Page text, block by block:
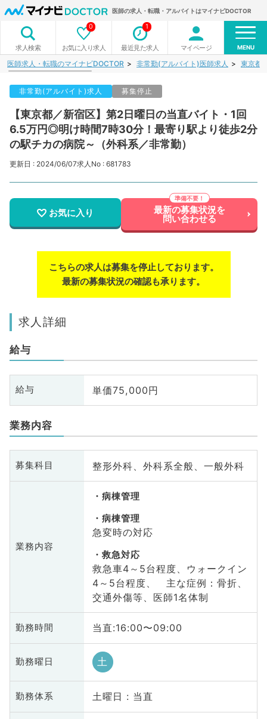
医師の求人・転職・アルバイトはマイナビDOCTOR
求人検索 お気に入り求人
0
最近見た求人
1
マイページ MENU
医師求人・転職のマイナビDOCTOR 非常勤(アルバイト)医師求人 東京都
非常勤(アルバイト)求人 募集停止
【東京都／新宿区】第2日曜日の当直バイト・1回
6.5万円◎明け時間7時30分！最寄り駅より徒歩2分
の駅チカの病院～（外科系／非常勤）
更新日 : 2024/06/07求人No : 681783
お気に入り 最新の募集状況を
問い合わせる
こちらの求人は募集を停止しております。
最新の募集状況の確認も承ります。
求人詳細
給与
給与 単価75,000円
業務内容
募集科目 整形外科、外科系全般、一般外科
業務内容
病棟管理
病棟管理
急変時の対応
救急対応
救急車4～5台程度、ウォークイン
4～5台程度、 主な症例：骨折、
交通外傷等、医師1名体制
勤務時間 当直:16:00〜09:00
勤務曜日 土
勤務体系 土曜日 : 当直